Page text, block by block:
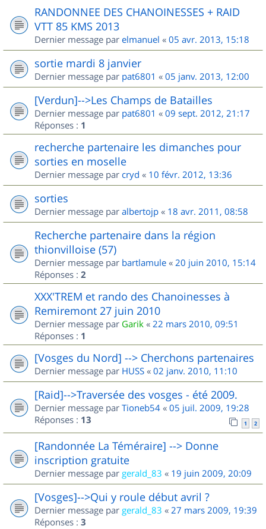
RANDONNEE DES CHANOINESSES + RAID
VTT 85 KMS 2013
Dernier message par elmanuel « 05 avr. 2013, 15:18
sortie mardi 8 janvier
Dernier message par pat6801 « 05 janv. 2013, 12:00
[Verdun]-->Les Champs de Batailles
Dernier message par pat6801 « 09 sept. 2012, 21:17
Réponses : 1
recherche partenaire les dimanches pour
sorties en moselle
Dernier message par cryd « 10 févr. 2012, 13:36
sorties
Dernier message par albertojp « 18 avr. 2011, 08:58
Recherche partenaire dans la région
thionvilloise (57)
Dernier message par bartlamule « 20 juin 2010, 15:14
Réponses : 2
XXX'TREM et rando des Chanoinesses à
Remiremont 27 juin 2010
Dernier message par Garik « 22 mars 2010, 09:51
Réponses : 1
[Vosges du Nord] --> Cherchons partenaires
Dernier message par HUSS « 02 janv. 2010, 11:10
[Raid]-->Traversée des vosges - été 2009.
Dernier message par Tioneb54 « 05 juil. 2009, 19:28
Réponses : 13 1 2
[Randonnée La Téméraire] --> Donne
inscription gratuite
Dernier message par gerald_83 « 19 juin 2009, 20:09
[Vosges]-->Qui y roule début avril ?
Dernier message par gerald_83 « 27 mars 2009, 19:39
Réponses : 3